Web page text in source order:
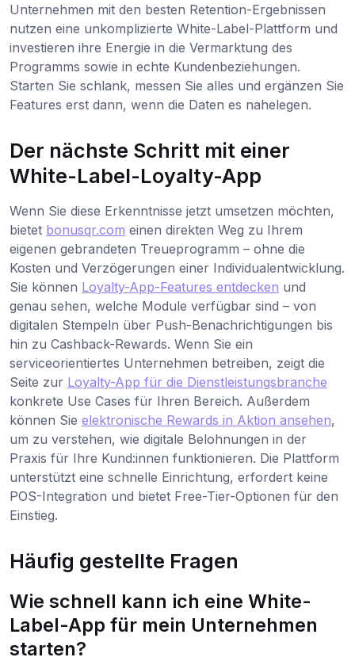
Unternehmen mit den besten Retention-Ergebnissen
nutzen eine unkomplizierte White-Label-Plattform und
investieren ihre Energie in die Vermarktung des
Programms sowie in echte Kundenbeziehungen.
Starten Sie schlank, messen Sie alles und ergänzen Sie
Features erst dann, wenn die Daten es nahelegen.
Der nächste Schritt mit einer
White-Label-Loyalty-App
Wenn Sie diese Erkenntnisse jetzt umsetzen möchten,
bietet bonusqr.com einen direkten Weg zu Ihrem
eigenen gebrandeten Treueprogramm – ohne die
Kosten und Verzögerungen einer Individualentwicklung.
Sie können Loyalty-App-Features entdecken und
genau sehen, welche Module verfügbar sind – von
digitalen Stempeln über Push-Benachrichtigungen bis
hin zu Cashback-Rewards. Wenn Sie ein
serviceorientiertes Unternehmen betreiben, zeigt die
Seite zur Loyalty-App für die Dienstleistungsbranche
konkrete Use Cases für Ihren Bereich. Außerdem
können Sie elektronische Rewards in Aktion ansehen,
um zu verstehen, wie digitale Belohnungen in der
Praxis für Ihre Kund:innen funktionieren. Die Plattform
unterstützt eine schnelle Einrichtung, erfordert keine
POS-Integration und bietet Free-Tier-Optionen für den
Einstieg.
Häufig gestellte Fragen
Wie schnell kann ich eine White-
Label-App für mein Unternehmen
starten?